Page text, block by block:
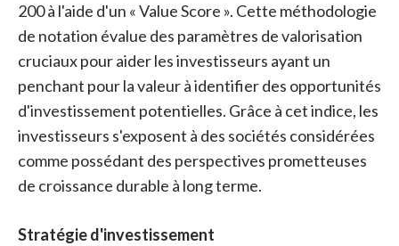
200 à l'aide d'un « Value Score ». Cette méthodologie
de notation évalue des paramètres de valorisation
cruciaux pour aider les investisseurs ayant un
penchant pour la valeur à identifier des opportunités
d'investissement potentielles. Grâce à cet indice, les
investisseurs s'exposent à des sociétés considérées
comme possédant des perspectives prometteuses
de croissance durable à long terme.
Stratégie d'investissement